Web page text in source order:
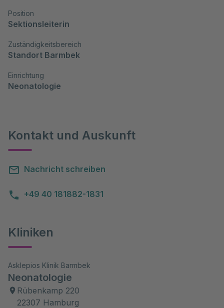
Position
Sektionsleiterin
Zuständigkeitsbereich
Standort Barmbek
Einrichtung
Neonatologie
Kontakt und Auskunft
Nachricht schreiben
+49 40 181882-1831
Kliniken
Asklepios Klinik Barmbek
Neonatologie
Rübenkamp 220
22307 Hamburg